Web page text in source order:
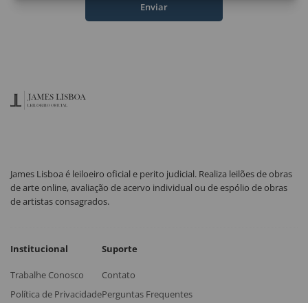
Enviar
James Lisboa é leiloeiro oficial e perito judicial. Realiza leilões de obras
de arte online, avaliação de acervo individual ou de espólio de obras
de artistas consagrados.
Institucional
Trabalhe Conosco
Política de Privacidade
Suporte
Contato
Perguntas Frequentes